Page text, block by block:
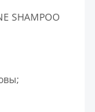
SHAMPOO